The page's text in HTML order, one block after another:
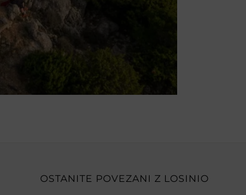
OSTANITE POVEZANI Z LOSINIO